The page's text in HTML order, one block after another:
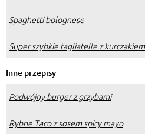
Spaghetti bolognese
Super szybkie tagliatelle z kurczakiem
Inne przepisy
Podwójny burger z grzybami
Rybne Taco z sosem spicy mayo